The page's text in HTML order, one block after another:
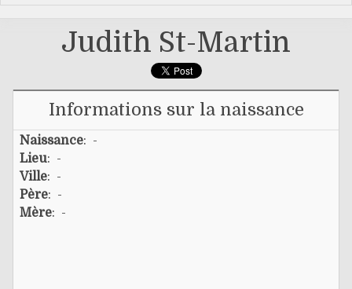
Judith St-Martin
Informations sur la naissance
Naissance: -
Lieu: -
Ville: -
Père: -
Mère: -